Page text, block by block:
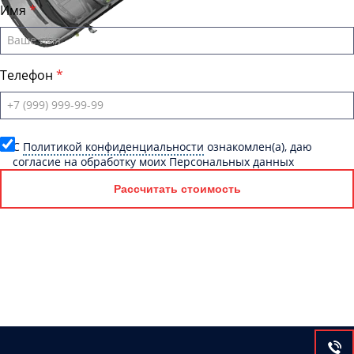
Имя
Телефон
C Политикой конфиденциальности ознакомлен(а), даю
согласие на обработку моих Персональных данных
Рассчитать стоимость